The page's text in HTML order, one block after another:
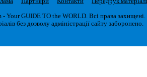
Your GUIDE TO the WORLD. Всі права захищені.
без дозволу адміністрації сайту заборонено.